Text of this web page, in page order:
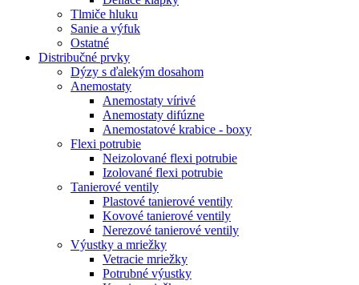
Tlmiče hluku
Sanie a výfuk
Ostatné
Distribučné prvky
Dýzy s ďalekým dosahom
Anemostaty
Anemostaty vírivé
Anemostaty difúzne
Anemostatové krabice - boxy
Flexi potrubie
Neizolované flexi potrubie
Izolované flexi potrubie
Tanierové ventily
Plastové tanierové ventily
Kovové tanierové ventily
Nerezové tanierové ventily
Výustky a mriežky
Vetracie mriežky
Potrubné výustky